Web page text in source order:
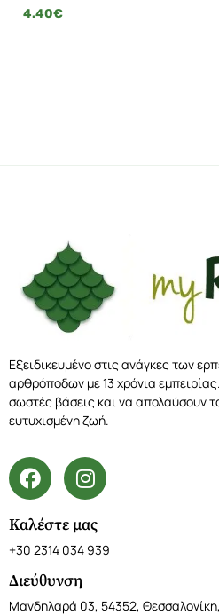
4.40€
Εξειδικευμένο στις ανάγκες των
αρθρόποδων με 13 χρόνια
σωστές βάσεις και να απολαύσουν
ευτυχισμένη ζωή.
Καλέστε μας
+30 2314 034 939
Διεύθυνση
Μανδηλαρά 03, 54352,